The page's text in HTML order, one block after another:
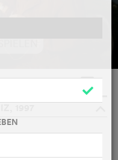
die die